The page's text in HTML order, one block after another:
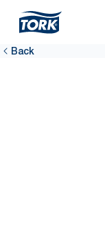
Back